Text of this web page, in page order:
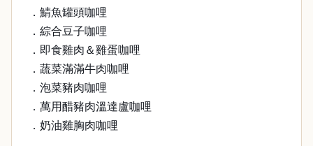
．鯖魚罐頭咖哩
．綜合豆子咖哩
．即食雞肉＆雞蛋咖哩
．蔬菜滿滿牛肉咖哩
．泡菜豬肉咖哩
．萬用醋豬肉溫達盧咖哩
．奶油雞胸肉咖哩